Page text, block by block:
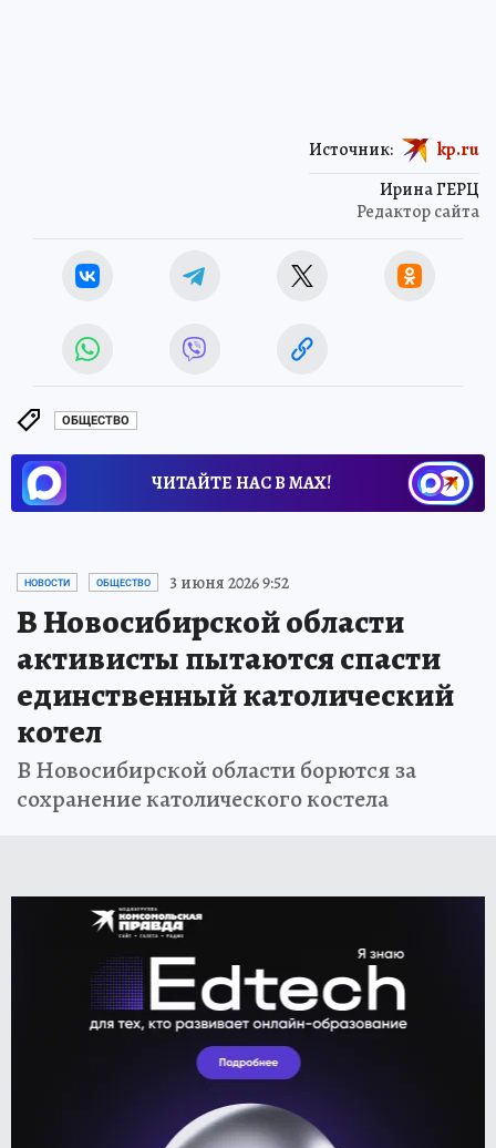
Ирина ГЕРЦ
Редактор сайта
Источник: kp.ru
ОБЩЕСТВО
ЧИТАЙТЕ НАС В МАХ!
НОВОСТИ ОБЩЕСТВО 3 июня 2026 9:52
В Новосибирской области
активисты пытаются спасти
единственный католический
котел
В Новосибирской области борются за
сохранение католического костела